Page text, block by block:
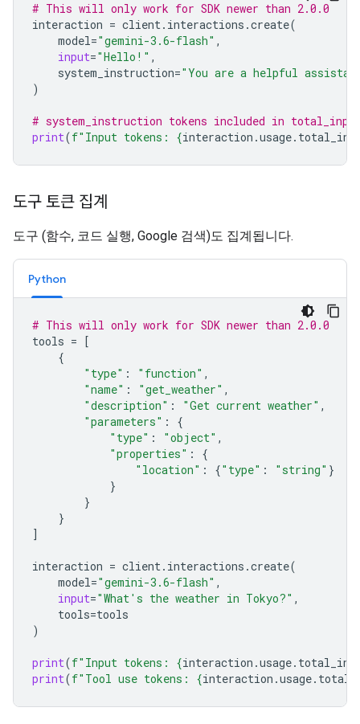
# This will only work for SDK newer than 2.0.0
interaction = client. interactions .create(
model="gemini-3.6-flash" ,
input="Hello!" ,
system_instruction="You are a helpful
)
# system_instruction tokens included in
print(f"Input tokens: {interaction .usage.
도구 토큰 집계
도구 (함수, 코드 실행, Google 검색)도 집계됩니다.
Python
# This will only work for SDK newer than 2.0.0
tools = [
{
"type" : "function" ,
"name" : "get_weather" ,
"description" : "Get current weather" ,
"parameters" :
{
"type" : "object" ,
"properties" :
{
"location" : {"type" : "string" }
}
}
}
]
interaction = client. interactions .create(
model="gemini-3.6-flash" ,
input="What's the weather in Tokyo?" ,
tools=tools
)
print(f"Input tokens: {interaction .usage.
print(f"Tool use tokens: {interaction .usage.